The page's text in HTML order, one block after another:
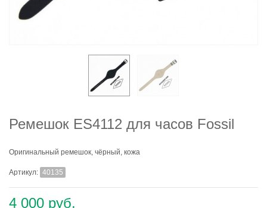
Ремешок ES4112 для часов Fossil
Оригинальный ремешок, чёрный, кожа
Артикул: 40135
4 000 руб.